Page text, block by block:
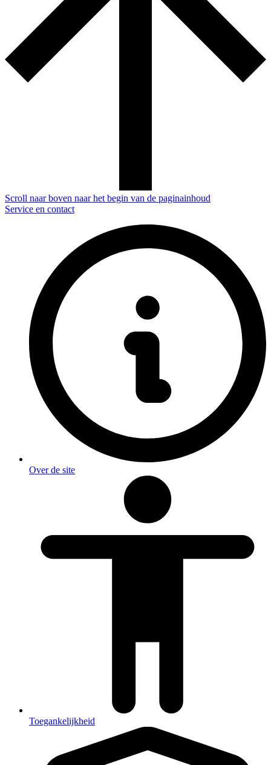
Scroll naar boven naar het begin van de paginainhoud
Service en contact
Over de site
Toegankelijkheid